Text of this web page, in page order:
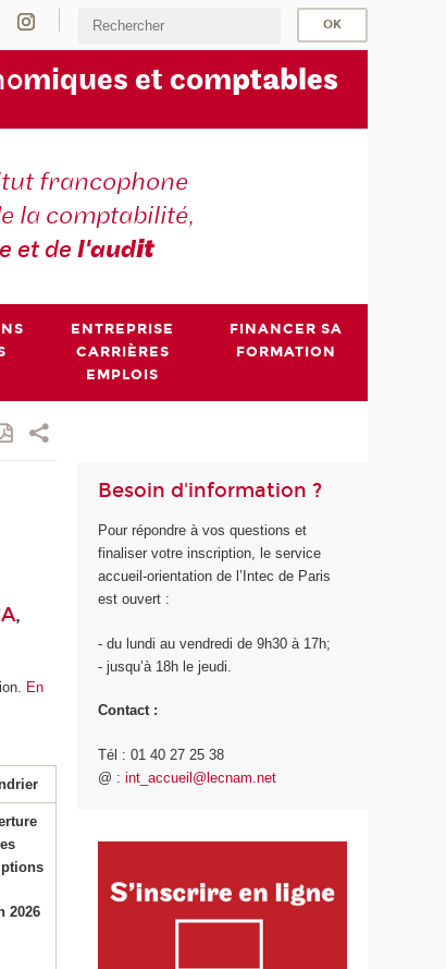
miques et comptables
francophone
la comptabilité,
et del'audit
ENTREPRISE
CARRIÈRES
EMPLOIS
FINANCER SA
FORMATION
,
En
2026
Besoin d'information ?
Pour répondre à vos questions et
finaliser votre inscription, le service
accueil-orientation de l’Intec de Paris
est ouvert :
- du lundi au vendredi de 9h30 à 17h;
- jusqu’à 18h le jeudi.
Contact :
Tél : 01 40 27 25 38
@ :int_accueil@lecnam.net